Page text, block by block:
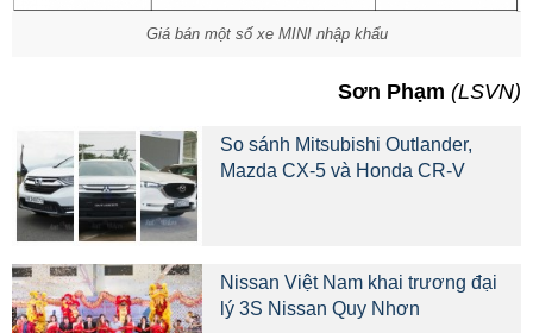
Giá bán một số xe MINI nhập khẩu
Sơn Phạm (LSVN)
So sánh Mitsubishi Outlander,
Mazda CX-5 và Honda CR-V
Nissan Việt Nam khai trương đại
lý 3S Nissan Quy Nhơn